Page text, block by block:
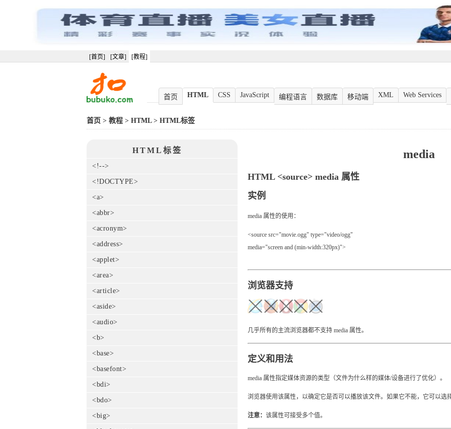
[首页] [文章] [教程]
首页 HTML CSS JavaScript 编程语言 数据库 移动端 XML Web Services
首页 > 教程 > HTML> HTML标签
HTML标签
<!-->
<!DOCTYPE>
<a>
<abbr>
<acronym>
<address>
<applet>
<area>
<article>
<aside>
<audio>
<b>
<base>
<basefont>
<bdi>
<bdo>
<big>
media
HTML <source> media 属性
实例
media 属性的使用：
<source src="movie.ogg" type="video/ogg"
media="screen and (min-width:320px)">
浏览器支持
几乎所有的主流浏览器都不支持 media 属性。
定义和用法
media 属性指定媒体资源的类型（文件为什么样的媒体/设备进行了优化）。
浏览器使用该属性，以确定它是否可以播放该文件。如果它不能，它可以选
注意： 该属性可接受多个值。